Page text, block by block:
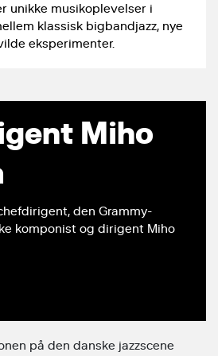
unikke musikoplevelser i
klassisk bigbandjazz, nye
eksperimenter.
Miho
den Grammy-
komponist og dirigent Miho
på den danske jazzscene